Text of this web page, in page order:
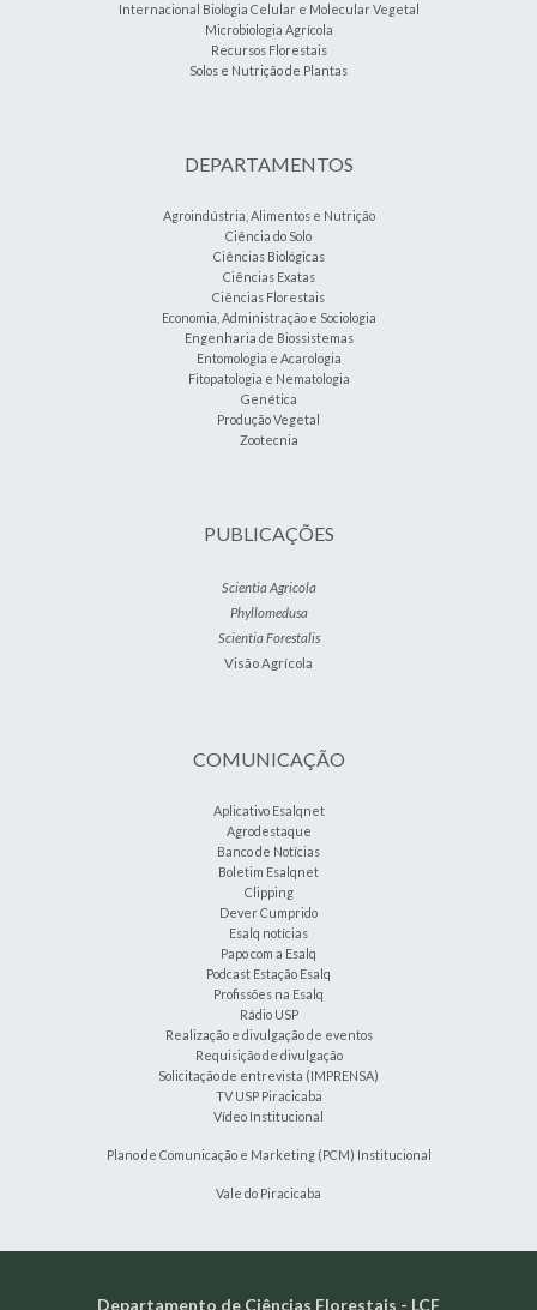
Internacional Biologia Celular e Molecular Vegetal
Microbiologia Agrícola
Recursos Florestais
Solos e Nutrição de Plantas
DEPARTAMENTOS
Agroindústria, Alimentos e Nutrição
Ciência do Solo
Ciências Biológicas
Ciências Exatas
Ciências Florestais
Economia, Administração e Sociologia
Engenharia de Biossistemas
Entomologia e Acarologia
Fitopatologia e Nematologia
Genética
Produção Vegetal
Zootecnia
PUBLICAÇÕES
Scientia Agricola
Phyllomedusa
Scientia Forestalis
Visão Agrícola
COMUNICAÇÃO
Aplicativo Esalqnet
Agrodestaque
Banco de Notícias
Boletim Esalqnet
Clipping
Dever Cumprido
Esalq notícias
Papo com a Esalq
Podcast Estação Esalq
Profissões na Esalq
Rádio USP
Realização e divulgação de eventos
Requisição de divulgação
Solicitação de entrevista (IMPRENSA)
TV USP Piracicaba
Vídeo Institucional
Plano de Comunicação e Marketing (PCM) Institucional
Vale do Piracicaba
Departamento de Ciências Florestais - LCF